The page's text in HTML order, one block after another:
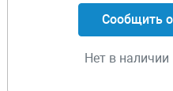
Сообщить
Нет в наличии